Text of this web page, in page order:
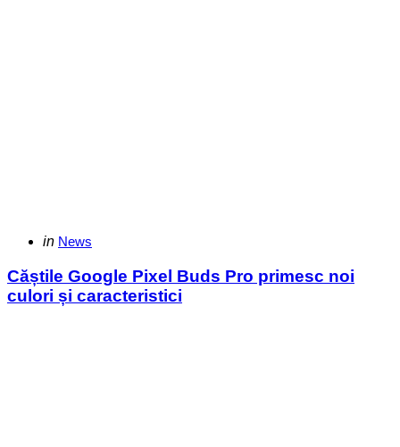
Categories
Posted
in News
Căștile Google Pixel Buds Pro primesc noi
culori și caracteristici